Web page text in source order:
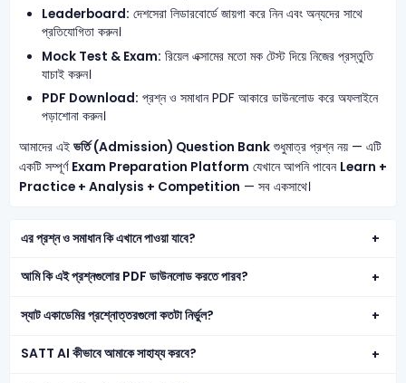
Leaderboard: দেশসেরা লিডারবোর্ডে জায়গা করে নিন এবং অন্যদের সাথে
প্রতিযোগিতা করুন।
Mock Test & Exam: রিয়েল এক্সামের মতো মক টেস্ট দিয়ে নিজের প্রস্তুতি
যাচাই করুন।
PDF Download: প্রশ্ন ও সমাধান PDF আকারে ডাউনলোড করে অফলাইনে
পড়াশোনা করুন।
আমাদের এই ভর্তি (Admission) Question Bankশুধুমাত্র প্রশ্ন নয় — এটি
একটি সম্পূর্ণ Exam Preparation Platform যেখানে আপনি পাবেন Learn +
Practice + Analysis + Competition — সব একসাথে।
এর প্রশ্ন ও সমাধান কি এখানে পাওয়া যাবে?
আমি কি এই প্রশ্নগুলোর PDF ডাউনলোড করতে পারব?
স্যাট একাডেমির প্রশ্নোত্তরগুলো কতটা নির্ভুল?
SATT AI কীভাবে আমাকে সাহায্য করবে?